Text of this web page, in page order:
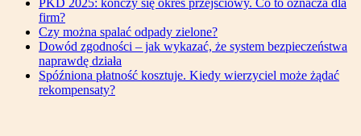
PKD 2025: kończy się okres przejściowy. Co to oznacza dla
firm?
Czy można spalać odpady zielone?
Dowód zgodności – jak wykazać, że system bezpieczeństwa
naprawdę działa
Spóźniona płatność kosztuje. Kiedy wierzyciel może żądać
rekompensaty?